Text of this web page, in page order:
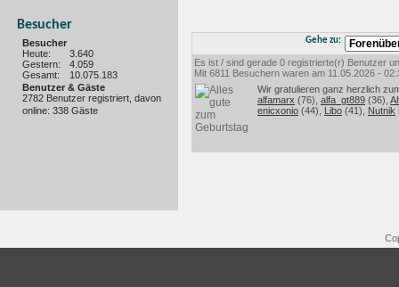
Besucher
Besucher
Heute:
3.640
Gestern:
4.059
Gesamt:
10.075.183
Benutzer & Gäste
2782 Benutzer registriert, davon
online: 338 Gäste
Gehe zu:
Es ist / sind gerade 0 registrierte(r) Benutzer
Mit 6811 Besuchern waren am 11.05.2026 -
Wir gratulieren ganz herzlich
alfamarx (76), alfa_gt889 (36),
enicxonio (44), Libo (41), Nutnik